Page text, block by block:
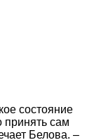
состояние
сам
Белова. –